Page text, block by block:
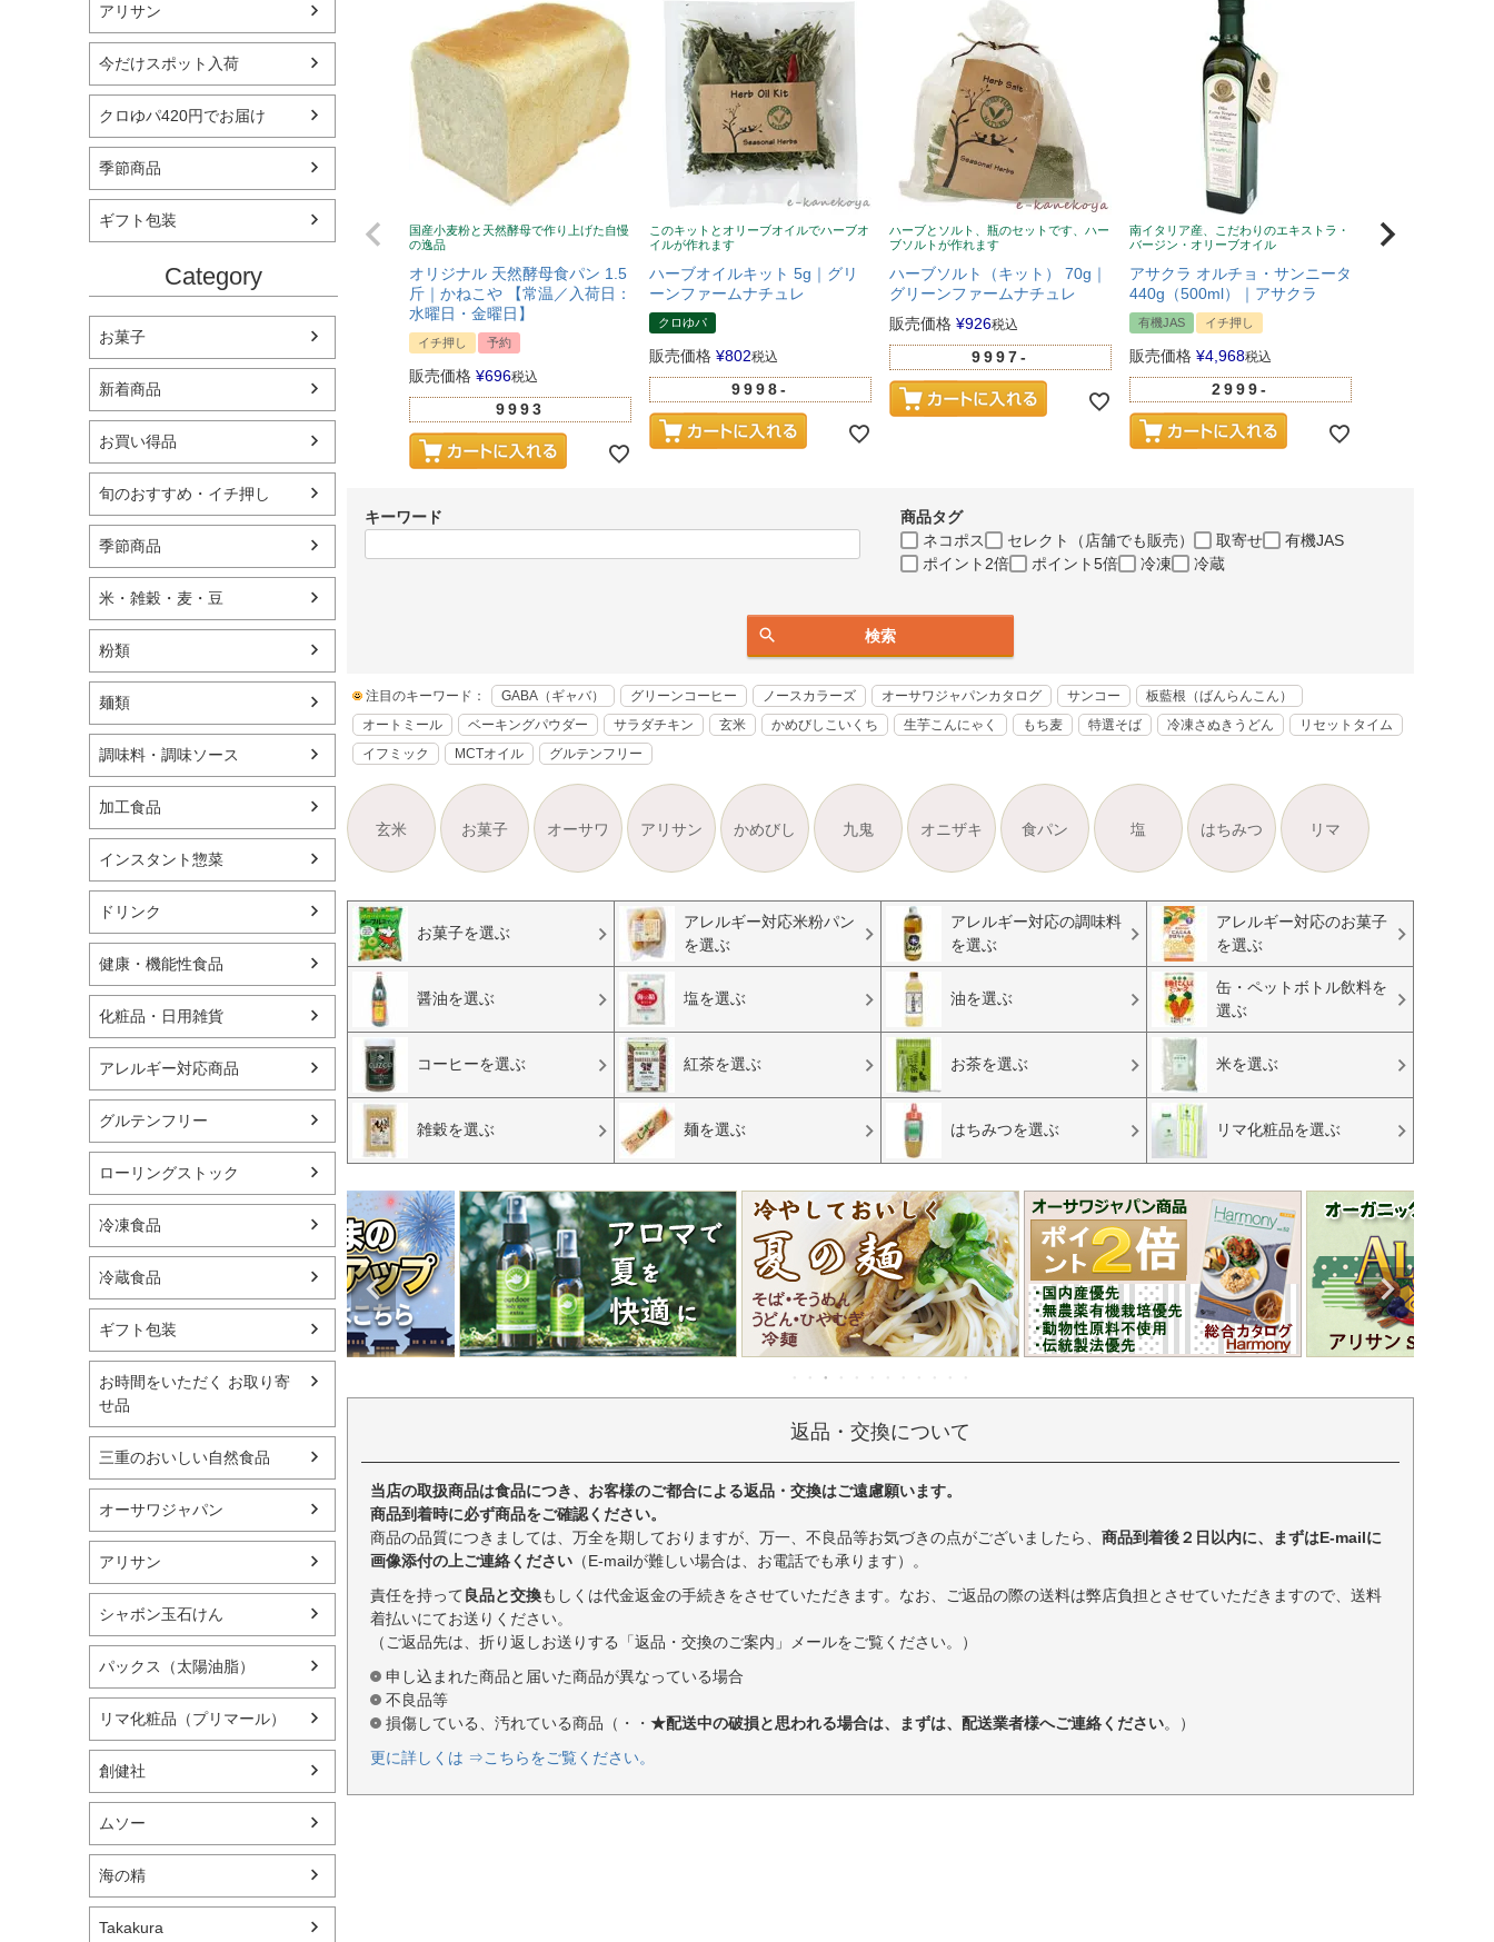
アリサン
今だけスポット入荷
クロゆパ420円でお届け
季節商品
ギフト包装
Category
お菓子
新着商品
お買い得品
旬のおすすめ・イチ押し
季節商品
米・雑穀・麦・豆
粉類
麺類
調味料・調味ソース
加工食品
インスタント惣菜
ドリンク
健康・機能性食品
化粧品・日用雑貨
アレルギー対応商品
グルテンフリー
ローリングストック
冷凍食品
冷蔵食品
ギフト包装
お時間をいただく お取り寄
せ品
三重のおいしい自然食品
オーサワジャパン
アリサン
シャボン玉石けん
パックス（太陽油脂）
リマ化粧品（プリマール）
創健社
ムソー
海の精
Takakura
国産小麦粉と天然酵母で作り上げた自慢
の逸品
オリジナル 天然酵母食パン 1.5
斤｜かねこや 【常温／入荷日：
水曜日・金曜日】
イチ押し 予約
販売価格 ¥696税込
9993
このキットとオリーブオイルでハーブオ
イルが作れます
ハーブオイルキット 5g｜グリ
ーンファームナチュレ
クロゆパ
販売価格 ¥802税込
9998-
ハーブとソルト、瓶のセットです、ハー
ブソルトが作れます
ハーブソルト（キット） 70g｜
グリーンファームナチュレ
販売価格 ¥926税込
9997-
南イタリア産、こだわりのエキストラ・
バージン・オリーブオイル
アサクラ オルチョ・サンニータ
440g（500ml）｜アサクラ
有機JAS イチ押し
販売価格 ¥4,968税込
2999-
風邪予防に！ニュー
蜂蜜、無添加、クセ
キーワード
商品タグ
ネコポス
セレクト（店舗でも販売） 取寄せ
有機JAS
ポイント2倍
ポイント5倍 冷凍 冷蔵
検索
注目のキーワード： GABA（ギャバ） グリーンコーヒー ノースカラーズ オーサワジャパンカタログ サンコー
板藍根（ばんらんこん）
オートミール
ベーキングパウダー サラダチキン 玄米 かめびしこいくち 生芋こんにゃく もち麦 特選そば 冷凍さぬきうどん
リセットタイム
イフミック
MCTオイル グルテンフリー
玄米 お菓子 オーサワ アリサン かめびし 九鬼 オニザキ 食パン 塩 はちみつ リマ
お菓子を選ぶ
アレルギー対応米粉パン
を選ぶ
アレルギー対応の調味料
を選ぶ
アレルギー対応のお菓子
を選ぶ
醤油を選ぶ 塩を選ぶ 油を選ぶ
缶・ペットボトル飲料を
選ぶ
コーヒーを選ぶ 紅茶を選ぶ お茶を選ぶ 米を選ぶ
雑穀を選ぶ 麺を選ぶ はちみつを選ぶ リマ化粧品を選ぶ
返品・交換について
当店の取扱商品は食品につき、お客様のご都合による返品・交換はご遠慮願います。
商品到着時に必ず商品をご確認ください。
商品の品質につきましては、万全を期しておりますが、万一、不良品等お気づきの点がございましたら、 商品到着後２日以内に、まずはE-mailに
画像添付の上ご連絡ください （E-mailが難しい場合は、お電話でも承ります）。
責任を持って 良品と交換もしくは代金返金の手続きをさせていただきます。なお、ご返品の際の送料は弊店負担とさせていただきますので、送料
着払いにてお送りください。
（ご返品先は、折り返しお送りする「返品・交換のご案内」メールをご覧ください。）
申し込まれた商品と届いた商品が異なっている場合
不良品等
損傷している、汚れている商品（・・ ★配送中の破損と思われる場合は、まずは、配送業者様へご連絡ください。）
更に詳しくは ⇒こちらをご覧ください。